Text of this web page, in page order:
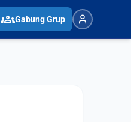
groupsGabung Grup